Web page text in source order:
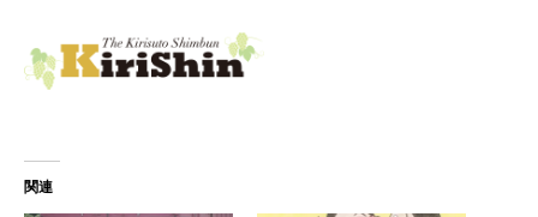
関連